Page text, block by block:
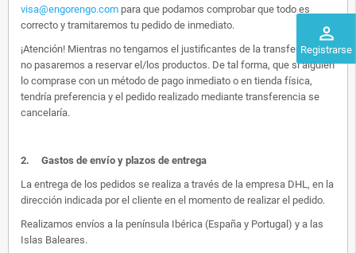
perm_identity
Registrarse
visa@engorengo.com para que podamos comprobar que todo es
correcto y tramitaremos tu pedido de inmediato.
¡Atención! Mientras no tengamos el justificantes de la transferencia,
no pasaremos a reservar el/los productos. De tal forma, que si alguien
lo comprase con un método de pago inmediato o en tienda física,
tendría preferencia y el pedido realizado mediante transferencia se
cancelaría.
2. Gastos de envío y plazos de entrega
La entrega de los pedidos se realiza a través de la empresa DHL, en la
dirección indicada por el cliente en el momento de realizar el pedido.
Realizamos envíos a la península Ibérica (España y Portugal) y a las
Islas Baleares.